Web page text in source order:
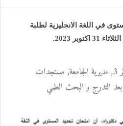
في اللغة الانجليزية لطلبة
2023.
, مديرية الجامعة, مستجدات
بعد التدرج و البحث العلمي